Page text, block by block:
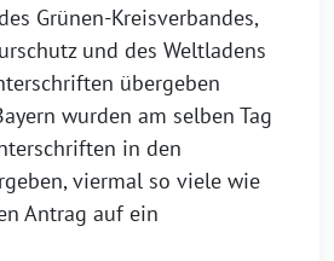
Grünen-Kreisverbandes,
und des Weltladens
übergeben
wurden am selben Tag
in den
viermal so viele wie
Antrag auf ein